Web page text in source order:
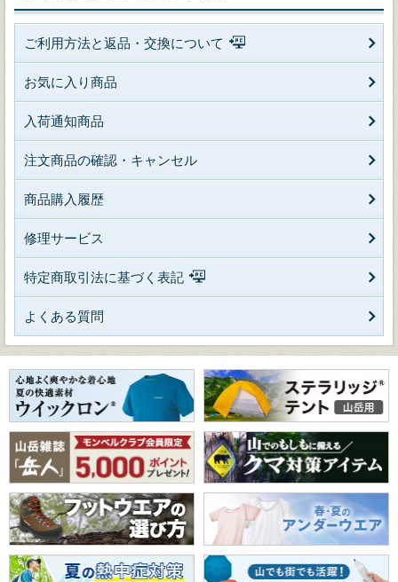
ご利用方法と返品・交換について
お気に入り商品
入荷通知商品
注文商品の確認・キャンセル
商品購入履歴
修理サービス
特定商取引法に基づく表記
よくある質問